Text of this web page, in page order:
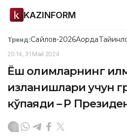
KAZINFORM
Тренд:Сайлов-2026Ақорда
20:14, 31 Май 2024
Ёш олимларнинг
изланишлари учун
кўпаяди – ҚР